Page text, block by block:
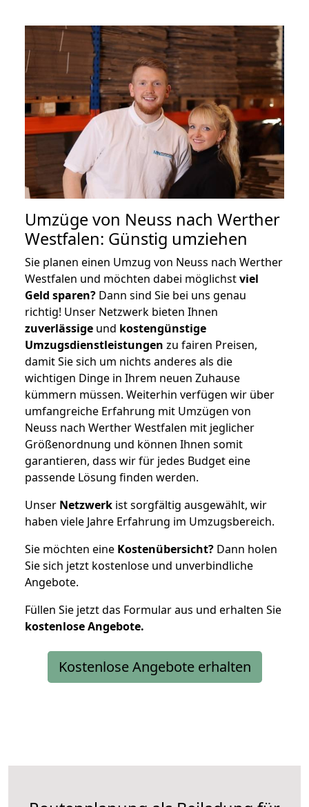
Umzüge von Neuss nach Werther
Westfalen: Günstig umziehen
Sie planen einen Umzug von Neuss nach Werther
Westfalen und möchten dabei möglichstviel
Geld sparen? Dann sind Sie bei uns genau
richtig! Unser Netzwerk bieten Ihnen
zuverlässige und kostengünstige
Umzugsdienstleistungen zu fairen Preisen,
damit Sie sich um nichts anderes als die
wichtigen Dinge in Ihrem neuen Zuhause
kümmern müssen. Weiterhin verfügen wir über
umfangreiche Erfahrung mit Umzügen von
Neuss nach Werther Westfalen mit jeglicher
Größenordnung und können Ihnen somit
garantieren, dass wir für jedes Budget eine
passende Lösung finden werden.
Unser Netzwerk ist sorgfältig ausgewählt, wir
haben viele Jahre Erfahrung im Umzugsbereich.
Sie möchten eine Kostenübersicht? Dann holen
Sie sich jetzt kostenlose und unverbindliche
Angebote.
Füllen Sie jetzt das Formular aus und erhalten Sie
kostenloseAngebote.
Kostenlose Angebote erhalten